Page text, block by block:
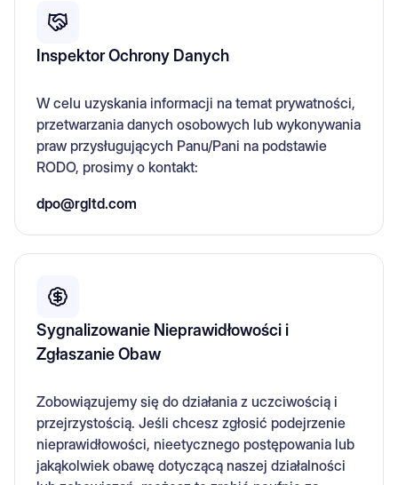
Inspektor Ochrony Danych
W celu uzyskania informacji na temat prywatności,
przetwarzania danych osobowych lub wykonywania
praw przysługujących Panu/Pani na podstawie
RODO, prosimy o kontakt:
dpo@rgltd.com
Sygnalizowanie Nieprawidłowości i
Zgłaszanie Obaw
Zobowiązujemy się do działania z uczciwością i
przejrzystością. Jeśli chcesz zgłosić podejrzenie
nieprawidłowości, nieetycznego postępowania lub
jakąkolwiek obawę dotyczącą naszej działalności